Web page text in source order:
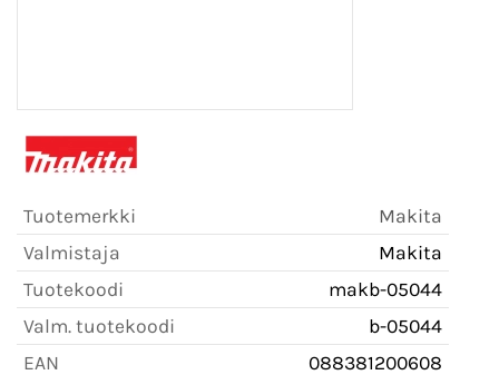
Tuotemerkki
Makita
Valmistaja
Makita
Tuotekoodi
makb-05044
Valm. tuotekoodi
b-05044
EAN
088381200608